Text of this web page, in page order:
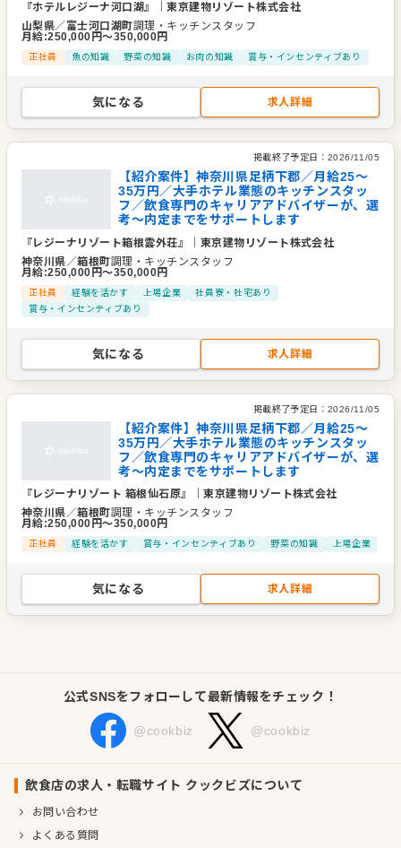
『ホテルレジーナ河口湖』 ｜東京建物リゾート株式会社
山梨県／富士河口湖町調理・キッチンスタッフ
月給:250,000 円〜350,000円
正社員 魚の知識 野菜の知識 お肉の知識 賞与・インセンティブあり
気になる 求人詳細
掲載終了予定日： 2026/11/05
【紹介案件】神奈川県足柄下郡／月給25～
35万円／大手ホテル業態のキッチンスタッ
フ／飲食専門のキャリアアドバイザーが、選
考～内定までをサポートします
『レジーナリゾート箱根雲外荘』
東京建物リゾート株式会社
神奈川県／箱根町調理・キッチンスタッフ
月給:250,000 円〜350,000円
正社員 経験を活かす 上場企業
社員寮・社宅あり
賞与・インセンティブあり
気になる 求人詳細
掲載終了予定日： 2026/11/05
【紹介案件】神奈川県足柄下郡／月給25～
35万円／大手ホテル業態のキッチンスタッ
フ／飲食専門のキャリアアドバイザーが、選
考～内定までをサポートします
『レジーナリゾート 箱根仙石原』 ｜東京建物リゾート株式会社
神奈川県／箱根町調理・キッチンスタッフ
月給:250,000 円〜350,000円
正社員 経験を活かす 賞与・インセンティブあり 野菜の知識 上場企業
気になる 求人詳細
公式SNSをフォローして最新情報をチェック！
@cookbiz @cookbiz
飲食店の求人・転職サイト クックビズについて
お問い合わせ
よくある質問